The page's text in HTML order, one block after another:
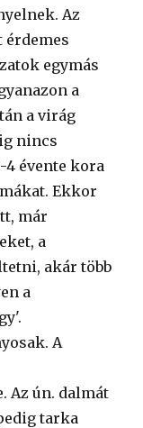
Az
egymás
a
a virág
nincs
4 évente kora
Ekkor
már
a
akár több
a
A
Az ún. dalmát
tarka